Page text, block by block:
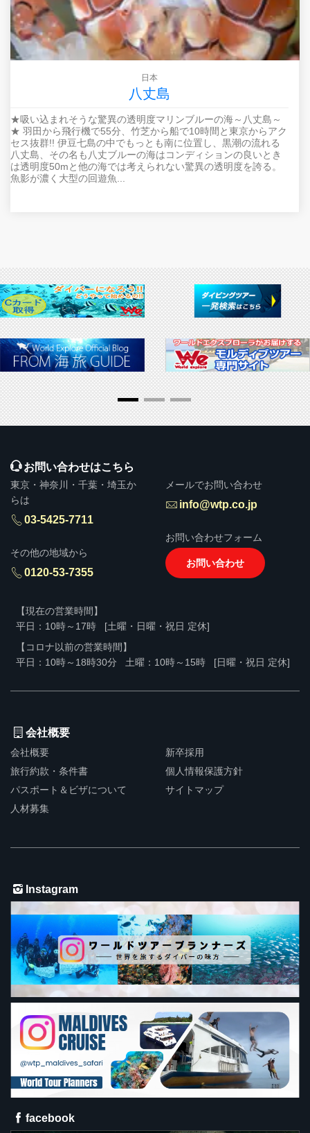
日本
八丈島
★吸い込まれそうな驚異の透明度マリンブルーの海～八丈島～
★ 羽田から飛行機で55分、竹芝から船で10時間と東京からアク
セス抜群!! 伊豆七島の中でもっとも南に位置し、黒潮の流れる
八丈島、その名も八丈ブルーの海はコンディションの良いとき
は透明度50mと他の海では考えられない驚異の透明度を誇る。
魚影が濃く大型の回遊魚...
▶ 推奨販売・勧誘方針
お問い合わせはこちら
東京・神奈川・千葉・埼玉か
らは
03-5425-7711
その他の地域から
0120-53-7355
メールでお問い合わせ
info@wtp.co.jp
お問い合わせフォーム
お問い合わせ
【現在の営業時間】
平日：10時～17時
[土曜・日曜・祝日 定休]
【コロナ以前の営業時間】
平日：10時～18時30分
土曜：10時～15時 [日曜・祝日 定休]
会社概要
会社概要
旅行約款・条件書
パスポート＆ビザについて
人材募集
新卒採用
個人情報保護方針
サイトマップ
Instagram
facebook